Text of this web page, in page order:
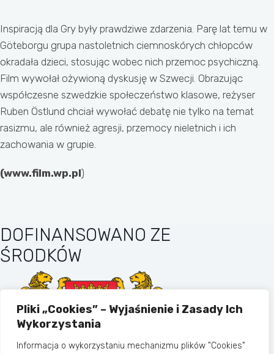
Pliki „Cookies” – Wyjaśnienie i Zasady Ich
Wykorzystania
Informacja o wykorzystaniu mechanizmu plików "Cookies"
Inspiracją dla Gry były prawdziwe zdarzenia. Parę lat temu w
Göteborgu grupa nastoletnich ciemnoskórych chłopców
okradała dzieci, stosując wobec nich przemoc psychiczną.
Film wywołał ożywioną dyskusję w Szwecji. Obrazując
współczesne szwedzkie społeczeństwo klasowe, reżyser
Ruben Östlund chciał wywołać debatę nie tylko na temat
rasizmu, ale również agresji, przemocy nieletnich i ich
zachowania w grupie.
(www.film.wp.pl)
DOFINANSOWANO ZE
ŚRODKÓW